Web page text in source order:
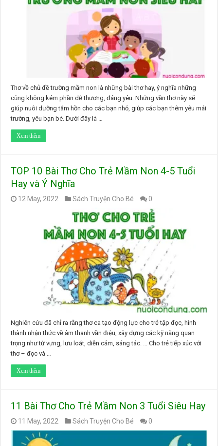
Thơ về chủ đề trường mầm non là những bài thơ hay, ý nghĩa những
cũng không kém phần dễ thương, đáng yêu. Những vần thơ này sẽ
giúp nuôi dưỡng tâm hồn cho các bạn nhỏ, giúp các bạn thêm yêu mái
trường, yêu bạn bè. Dưới đây là …
Xem thêm
TOP 10 Bài Thơ Cho Trẻ Mầm Non 4-5 Tuổi
Hay và Ý Nghĩa
12 May, 2022 Sách Truyện Cho Bé 0
Nghiên cứu đã chỉ ra rằng thơ ca tạo động lực cho trẻ tập đọc, hình
thành nhận thức về âm thanh vần điệu, xây dựng các kỹ năng quan
trọng như từ vựng, lưu loát, diễn cảm, sáng tác. … Cho trẻ tiếp xúc với
thơ – đọc và …
Xem thêm
11 Bài Thơ Cho Trẻ Mầm Non 3 Tuổi Siêu Hay
11 May, 2022 Sách Truyện Cho Bé 0